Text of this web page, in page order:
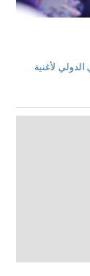
الدولي لأغنية